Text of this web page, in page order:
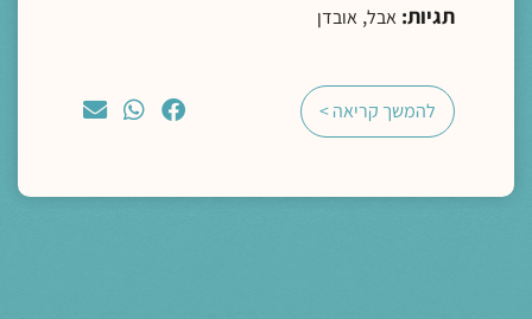
תגיות: אבל, אובדן
להמשך קריאה >